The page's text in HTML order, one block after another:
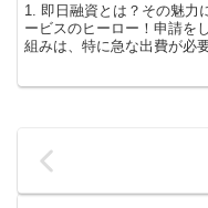
1. 即日融資とは？その魅力
ービスのヒーロー！申請を
組みは、特に急な出費が必
や突然の修理費用で財布が